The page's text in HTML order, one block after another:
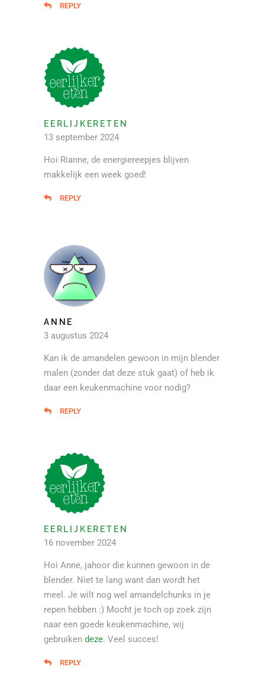
REPLY
EERLIJKERETEN
13 september 2024
Hoi Rianne, de energiereepjes blijven
makkelijk een week goed!
REPLY
ANNE
3 augustus 2024
Kan ik de amandelen gewoon in mijn blender
malen (zonder dat deze stuk gaat) of heb ik
daar een keukenmachine voor nodig?
REPLY
EERLIJKERETEN
16 november 2024
Hoi Anne, jahoor die kunnen gewoon in de
blender. Niet te lang want dan wordt het
meel. Je wilt nog wel amandelchunks in je
repen hebben :) Mocht je toch op zoek zijn
naar een goede keukenmachine, wij
gebruiken deze. Veel succes!
REPLY